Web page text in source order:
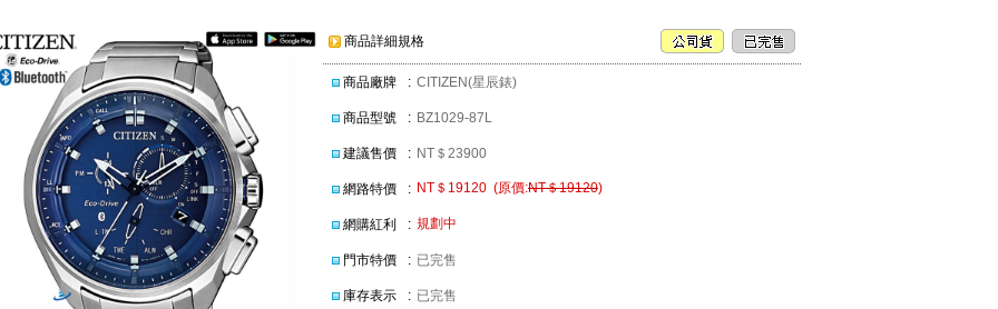
商品詳細規格
商品廠牌 : CITIZEN(星辰錶)
商品型號 : BZ1029-87L
建議售價 : NT＄23900
網路特價 : NT＄19120 (原價:NT＄19120)
網購紅利 : 規劃中
門市特價 : 已完售
庫存表示 : 已完售